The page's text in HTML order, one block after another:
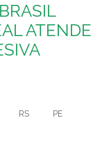
ATENDE
RS PE